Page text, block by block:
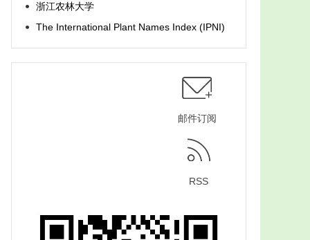
浙江农林大学
The International Plant Names Index (IPNI)
邮件订阅
RSS